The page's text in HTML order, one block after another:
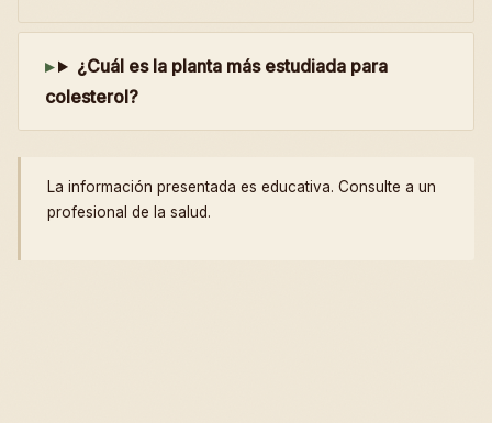
¿Cuál es la planta más estudiada para
colesterol?
La información presentada es educativa. Consulte a un
profesional de la salud.